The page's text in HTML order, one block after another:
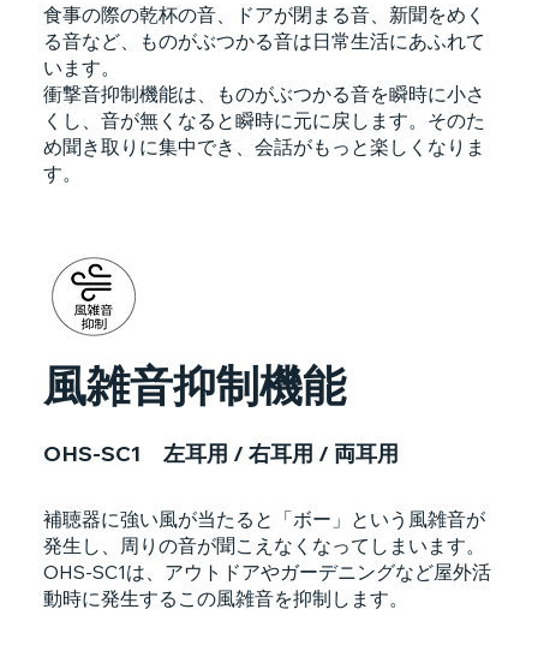
風雑音抑制機能
OHS-SC1 左耳用 / 右耳用 / 両耳用
補聴器に強い風が当たると「ボー」という風雑音が
発生し、周りの音が聞こえなくなってしまいます。
OHS-SC1は、アウトドアやガーデニングなど屋外活
動時に発生するこの風雑音を抑制します。
食事の際の乾杯の音、ドアが閉まる音、新聞をめく
る音など、ものがぶつかる音は日常生活にあふれて
います。
衝撃音抑制機能は、ものがぶつかる音を瞬時に小さ
くし、音が無くなると瞬時に元に戻します。そのた
め聞き取りに集中でき、会話がもっと楽しくなりま
す。